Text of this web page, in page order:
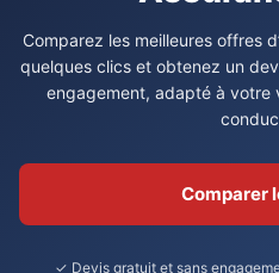
Comparez les meilleures offres
quelques clics et obtenez un
engagement, adapté à votre
Comparer
✓ Devis gratuit et sans